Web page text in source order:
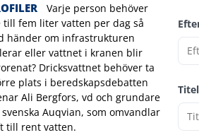
Varje person behöver
till fem liter vatten per dag så
händer om infrastrukturen
eller vattnet i kranen blir
Dricksvattnet behöver ta
plats i beredskapsdebatten
Ali Bergfors, vd och grundare
svenska Auqvian, som omvandlar
till rent vatten.
Titel